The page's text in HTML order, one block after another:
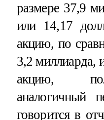
размере 37,9
или 14,17
акцию, по
3,2 миллиарда,
акцию,
аналогичный
говорится в